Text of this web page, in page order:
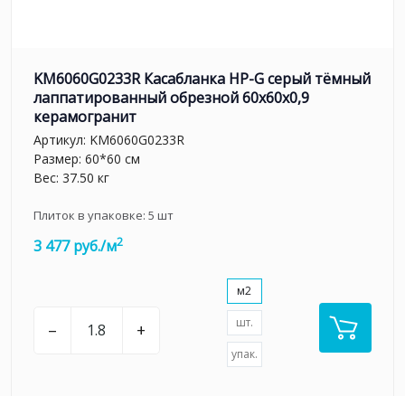
KM6060G0233R Касабланка HP-G серый тёмный
лаппатированный обрезной 60x60x0,9
керамогранит
Артикул: KM6060G0233R
Размер: 60*60 см
Вес: 37.50 кг
Плиток в упаковке: 5 шт
3 477 руб./м2
– +
м2
шт.
упак.